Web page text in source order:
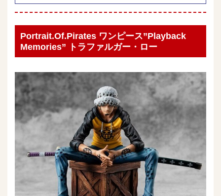
Portrait.Of.Pirates ワンピース”Playback
Memories” トラファルガー・ロー